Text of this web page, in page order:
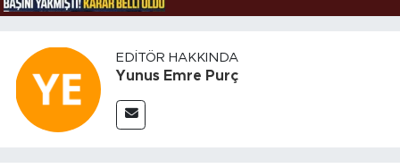
EDITÖR HAKKINDA
Yunus Emre Purç